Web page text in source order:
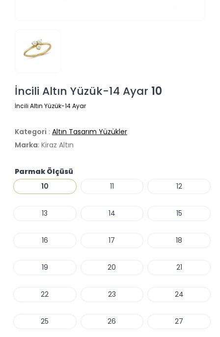
İncili Altın Yüzük-14 Ayar 10
İncili Altın Yüzük-14 Ayar
Kategori : Altın Tasarım Yüzükler
Marka: Kiraz Altın
Parmak Ölçüsü
10
11 12
13 14 15
16 17 18
19 20 21
22 23 24
25 26 27